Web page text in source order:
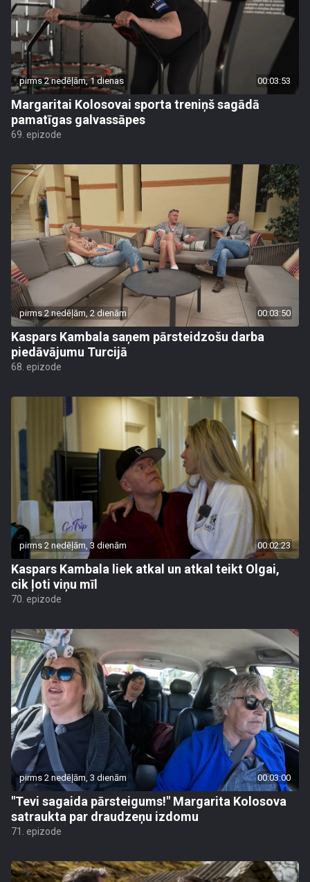
pirms 2 nedēļām, 1 dienas 00:03:53
Margaritai Kolosovai sporta treniņš sagādā
pamatīgas galvassāpes
69. epizode
pirms 2 nedēļām, 2 dienām 00:03:50
Kaspars Kambala saņem pārsteidzošu darba
piedāvājumu Turcijā
68. epizode
pirms 2 nedēļām, 3 dienām 00:02:23
Kaspars Kambala liek atkal un atkal teikt Olgai,
cik ļoti viņu mīl
70. epizode
pirms 2 nedēļām, 3 dienām 00:03:00
"Tevi sagaida pārsteigums!" Margarita Kolosova
satraukta par draudzeņu izdomu
71. epizode